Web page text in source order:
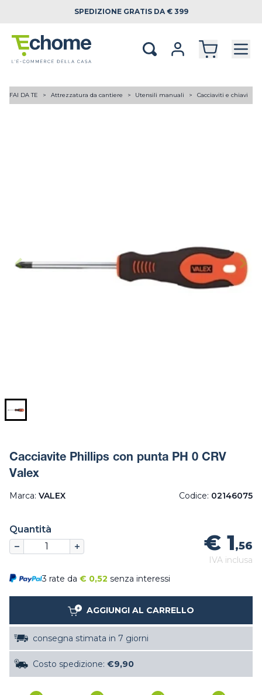
SPEDIZIONE GRATIS DA € 399
FAI DA TE Attrezzatura da cantiere Utensili manuali Cacciaviti e chiavi
Cacciavite Phillips con punta PH 0 CRV
Valex
Marca: VALEX Codice: 02146075
Quantità
€ 1,56
IVA inclusa
3 rate da € 0,52 senza interessi
AGGIUNGI AL CARRELLO
consegna stimata in 7 giorni
Costo spedizione: €9,90